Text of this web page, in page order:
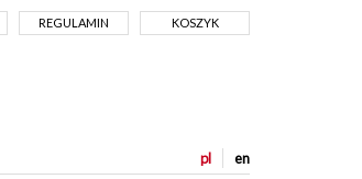
REGULAMIN KOSZYK
pl en